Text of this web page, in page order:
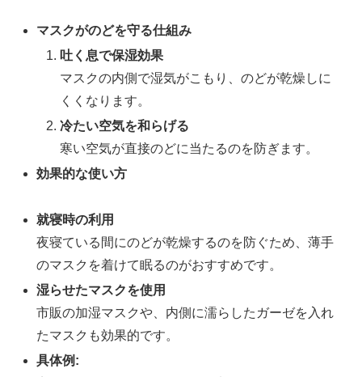
マスクがのどを守る仕組み
吐く息で保湿効果
マスクの内側で湿気がこもり、のどが乾燥しに
くくなります。
冷たい空気を和らげる
寒い空気が直接のどに当たるのを防ぎます。
効果的な使い方
就寝時の利用
夜寝ている間にのどが乾燥するのを防ぐため、薄手
のマスクを着けて眠るのがおすすめです。
湿らせたマスクを使用
市販の加湿マスクや、内側に濡らしたガーゼを入れ
たマスクも効果的です。
具体例: